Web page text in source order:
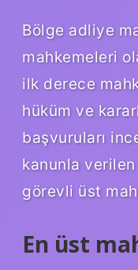
Bölge adliye
mahkemeleri
ilk derece
hüküm ve
başvuruları
kanunla
görevli üst
En üst